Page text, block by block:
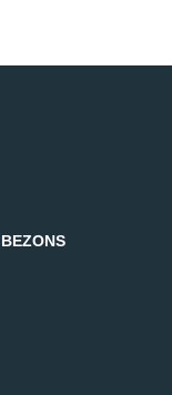
Seine
| Gestion | Syndic